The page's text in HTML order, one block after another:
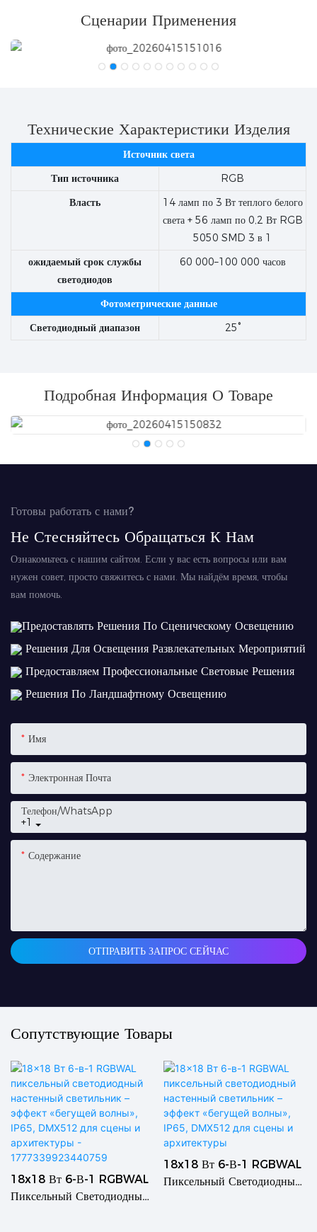
Сценарии Применения
Технические Характеристики Изделия
Источник света
Тип источника
RGB
Власть
14 ламп по 3 Вт теплого белого
света + 56 ламп по 0,2 Вт RGB
5050 SMD 3 в 1
ожидаемый срок службы
светодиодов
60 000–100 000 часов
Фотометрические данные
Светодиодный диапазон
25°
Подробная Информация О Товаре
Готовы работать с нами?
Не Стесняйтесь Обращаться К Нам
Ознакомьтесь с нашим сайтом. Если у вас есть вопросы или вам
нужен совет, просто свяжитесь с нами. Мы найдём время, чтобы
вам помочь.
Предоставлять Решения По Сценическому Освещению
Решения Для Освещения Развлекательных Мероприятий
Предоставляем Профессиональные Световые Решения
Решения По Ландшафтному Освещению
Имя
Электронная Почта
+1
Телефон/WhatsApp
Содержание
ОТПРАВИТЬ ЗАПРОС СЕЙЧАС
Сопутствующие Товары
18x18 Вт 6-В-1 RGBWAL
Пиксельный Светодиодный
18x18 Вт 6-В-1 RGBWAL
Пиксельный Светодиодный